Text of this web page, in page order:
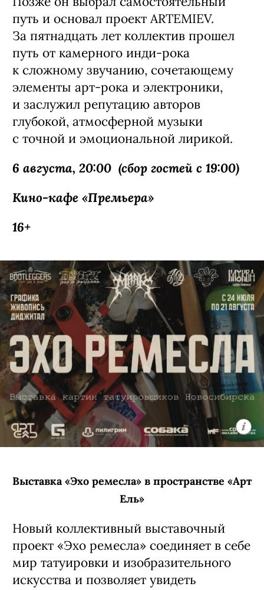
где фирменная живая
инструментальная основа соединяется
с новыми звуковыми экспериментами.
Павел Артемьев — музыкант, актер
и автор песен, получивший широкую
известность в начале двухтысячных
годов благодаря участию в проекте
«Фабрика звезд» и группе «Корни».
Позже он выбрал самостоятельный
путь и основал проект ARTEMIEV.
За пятнадцать лет коллектив прошел
путь от камерного инди-рока
к сложному звучанию, сочетающему
и заслужил репутацию авторов
глубокой, атмосферной музыки
6 августа, 20:00 (сбор гостей с 19:00)
Кино-кафе «Премьера»